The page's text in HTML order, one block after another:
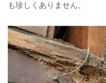
も珍しくありません。